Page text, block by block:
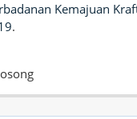
Kemajuan
.